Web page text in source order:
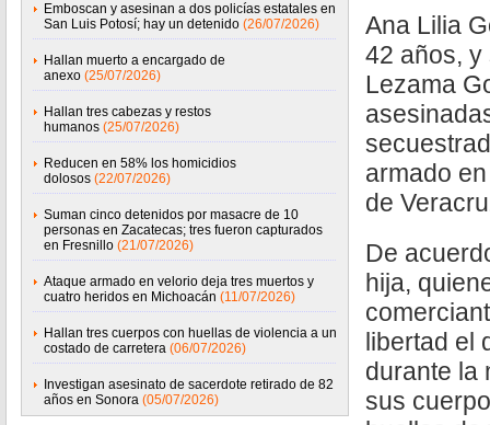
Emboscan y asesinan a dos policías estatales en
San Luis Potosí; hay un detenido (26/07/2026)
Hallan muerto a encargado de
anexo (25/07/2026)
Hallan tres cabezas y restos
humanos (25/07/2026)
Reducen en 58% los homicidios
dolosos (22/07/2026)
Suman cinco detenidos por masacre de 10
personas en Zacatecas; tres fueron capturados
en Fresnillo (21/07/2026)
Ataque armado en velorio deja tres muertos y
cuatro heridos en Michoacán (11/07/2026)
Hallan tres cuerpos con huellas de violencia a un
costado de carretera (06/07/2026)
Investigan asesinato de sacerdote retirado de 82
años en Sonora (05/07/2026)
Ana Lilia
42 años, y
Lezama
armado
de
De
hija,
libertad el
durante la
sus